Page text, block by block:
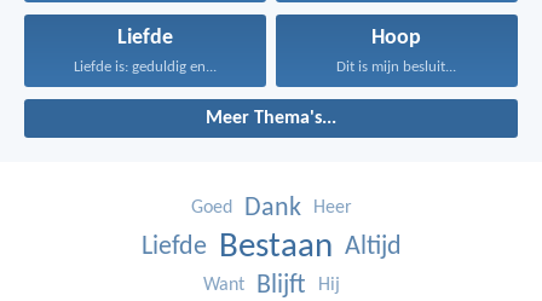
Liefde
Liefde is: geduldig en...
Hoop
Dit is mijn besluit...
Meer Thema's...
Goed Dank Heer
Liefde Bestaan Altijd
Want Blijft Hij